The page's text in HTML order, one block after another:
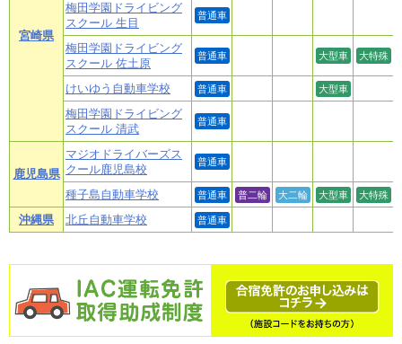
宮崎県
梅田学園ドライビング
スクール 生目
普通車
梅田学園ドライビング
スクール 佐土原
普通車 大型車 大特殊
けいゆう自動車学校 普通車 大型車
梅田学園ドライビング
スクール 清武
普通車
鹿児島県
マジオドライバーズス
クール鹿児島校
普通車
種子島自動車学校 普通車 普二輪 大二輪 大型車 大特殊
沖縄県 北丘自動車学校 普通車